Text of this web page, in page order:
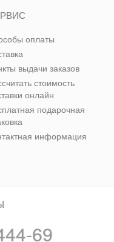
оплаты
выдачи заказов
стоимость
онлайн
подарочная
информация
69